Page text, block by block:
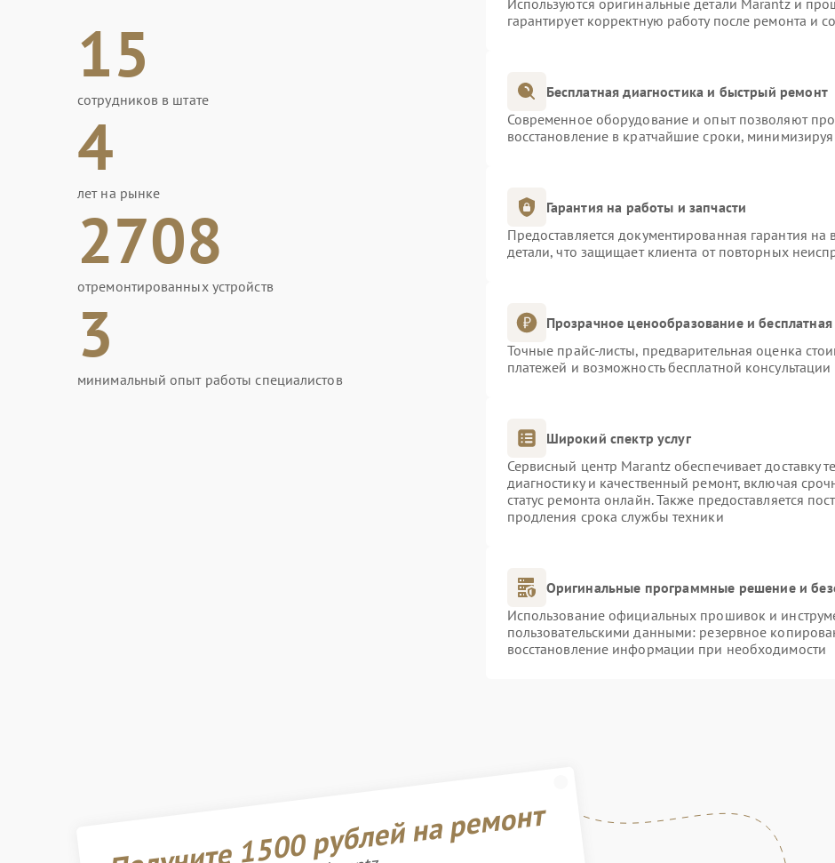
15
сотрудников в штате
4
лет на рынке
2708
отремонтированных устройств
3
минимальный опыт работы специалистов
Используются оригинальные детали Marantz и
гарантирует корректную работу после ремонта и
Бесплатная диагностика и быстрый ремонт
Современное оборудование и опыт позволяют
восстановление в кратчайшие сроки, минимизируя
Гарантия на работы и запчасти
Предоставляется документированная гарантия
детали, что защищает клиента от повторных
Прозрачное ценообразование и бесплатная
Точные прайс-листы, предварительная оценка
платежей и возможность бесплатной
Широкий спектр услуг
Сервисный центр Marantz обеспечивает доставку
диагностику и качественный ремонт, включая
статус ремонта онлайн. Также предоставляется
продления срока службы техники
Оригинальные программные решение и
Использование официальных прошивок и
пользовательскими данными: резервное
восстановление информации при необходимости
Получите 1500 рублей на ремонт